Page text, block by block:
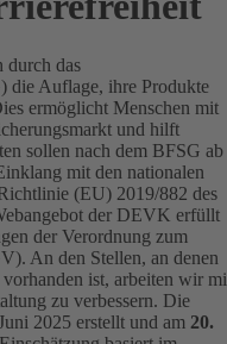
durch das
die Auflage, ihre Produkte
ermöglicht Menschen mit
und hilft
sollen nach dem BFSG ab
mit den nationalen
(EU) 2019/882 des
der DEVK erfüllt
der Verordnung zum
An den Stellen, an denen
ist, arbeiten wir
zu verbessern. Die
2025 erstellt und am 20.